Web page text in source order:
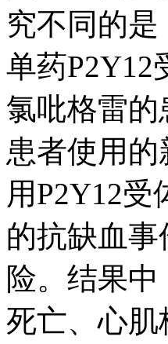
究不同的
单药P2Y12
氯吡格雷的
患者使用的
用P2Y12
的抗缺血
险。结果
死亡、心肌